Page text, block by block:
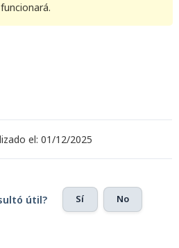
el: 01/12/2025
útil? Sí No